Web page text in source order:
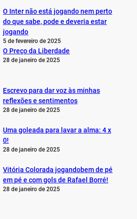
O Inter não está jogando nem perto
do que sabe, pode e deveria estar
jogando
5 de fevereiro de 2025
O Preço da Liberdade
28 de janeiro de 2025
Escrevo para dar voz às minhas
reflexões e sentimentos
28 de janeiro de 2025
Uma goleada para lavar a alma: 4 x
0!
28 de janeiro de 2025
Vitória Colorada jogandobem de pé
em pé e com gols de Rafael Borré!
28 de janeiro de 2025